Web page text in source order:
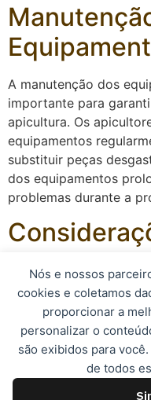
Nós e nossos
cookies e coletamos
proporcionar a
personalizar o
são exibidos para
de todos
A manutenção dos
importante para
apicultura. Os
equipamentos
substituir peças
dos equipamentos
problemas durante a
Os apicultores devem
apicultura para
produção de mel de
tarefas descritas
abelhas saudáveis, as
apicultores satisfeitos